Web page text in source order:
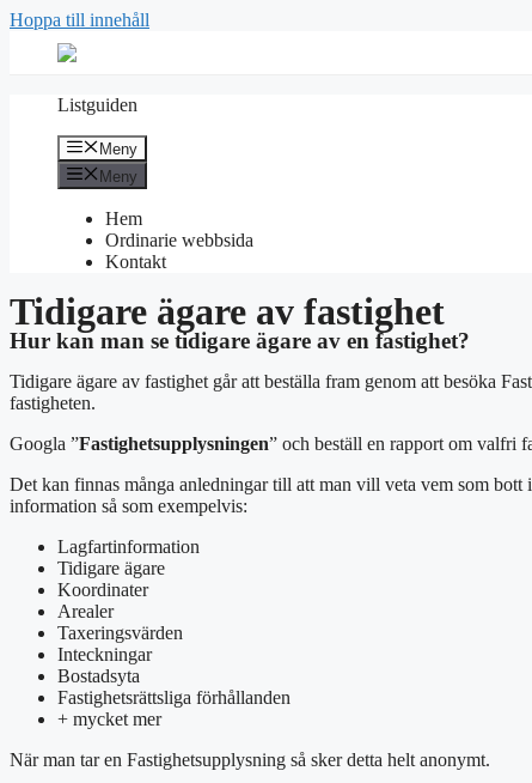
Hoppa till innehåll
Listguiden
Meny
Meny
Hem
Ordinarie webbsida
Kontakt
Tidigare ägare av fastighet
Hur kan man se tidigare ägare av en fastighet?
Tidigare ägare av fastighet går att beställa fram genom att besöka
fastigheten.
Googla ”Fastighetsupplysningen” och beställ en rapport om valfri
Det kan finnas många anledningar till att man vill veta vem som bott
information så som exempelvis:
Lagfartinformation
Tidigare ägare
Koordinater
Arealer
Taxeringsvärden
Inteckningar
Bostadsyta
Fastighetsrättsliga förhållanden
+ mycket mer
När man tar en Fastighetsupplysning så sker detta helt anonymt.